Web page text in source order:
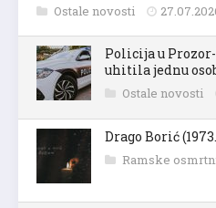
Ostale novosti
Policija u
uhitila jednu
Ostale novosti
Drago Borić
Ramske